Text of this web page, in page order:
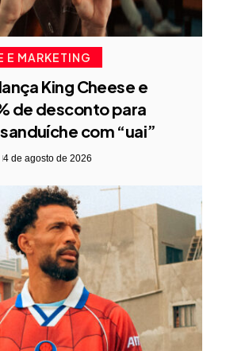
E MARKETING
King Cheese e
de desconto para
com “uai”
4 de agosto de 2026